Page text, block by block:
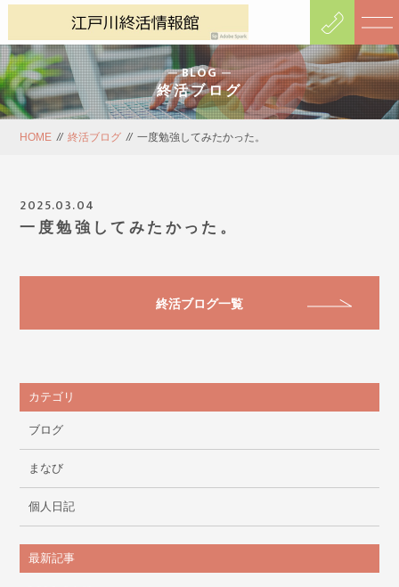
BLOG
終活ブログ
HOME // 終活ブログ // 一度勉強してみたかった。
2025.03.04
一度勉強してみたかった。
終活ブログ一覧
カテゴリ
ブログ
まなび
個人日記
最新記事